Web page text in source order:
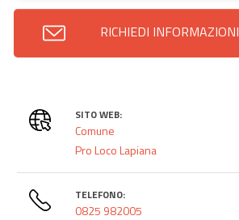
RICHIEDI INFORMAZIONI
SITO WEB:
Comune
Pro Loco Lapiana
TELEFONO:
0825 982005